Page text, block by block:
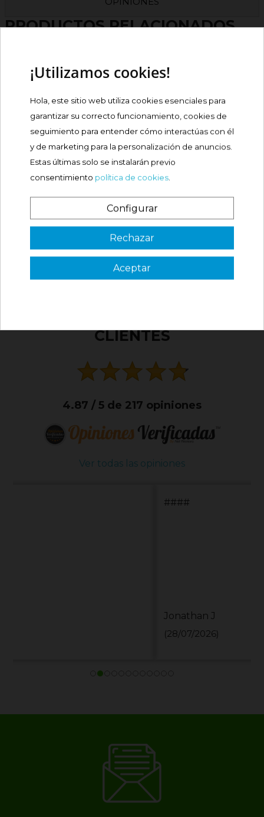
PRODUCTOS RELACIONADOS
TALQUISTINA POLVO
Precio
8,60 €
Comprar
TALQUISTINA CREMA 50 ML
Precio
7,99 €
Comprar
CLIENTES
4.87 / 5 de 217 opiniones
Ver todas las opiniones
¿Es tu primera vez? ¡SORPRESA!
VER CÓDIGO
3 €
¡Utilizamos cookies!
Hola, este sitio web utiliza cookies esenciales para
garantizar su correcto funcionamiento, cookies de
seguimiento para entender cómo interactúas con él
y de marketing para la personalización de anuncios.
Estas últimas solo se instalarán previo
consentimiento política de cookies
Configurar
Rechazar
Aceptar